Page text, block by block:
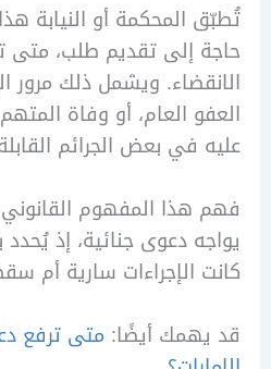
أو النيابة هذا المبدأ
إلى تقديم طلب، متى تبيّن
ويشمل ذلك مرور الزمن
العام، أو وفاة المتهم، أو
بعض الجرائم القابلة لذلك.
المفهوم القانوني
دعوى جنائية، إذ يُحدد بشكل
سارية أم سقطت
أيضًا:متى ترفع دعوى